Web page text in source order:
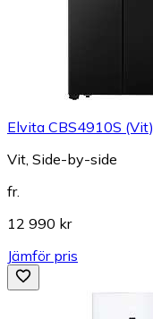
Elvita CBS4910S (Vit)
Vit, Side-by-side
fr.
12 990 kr
Jämför pris